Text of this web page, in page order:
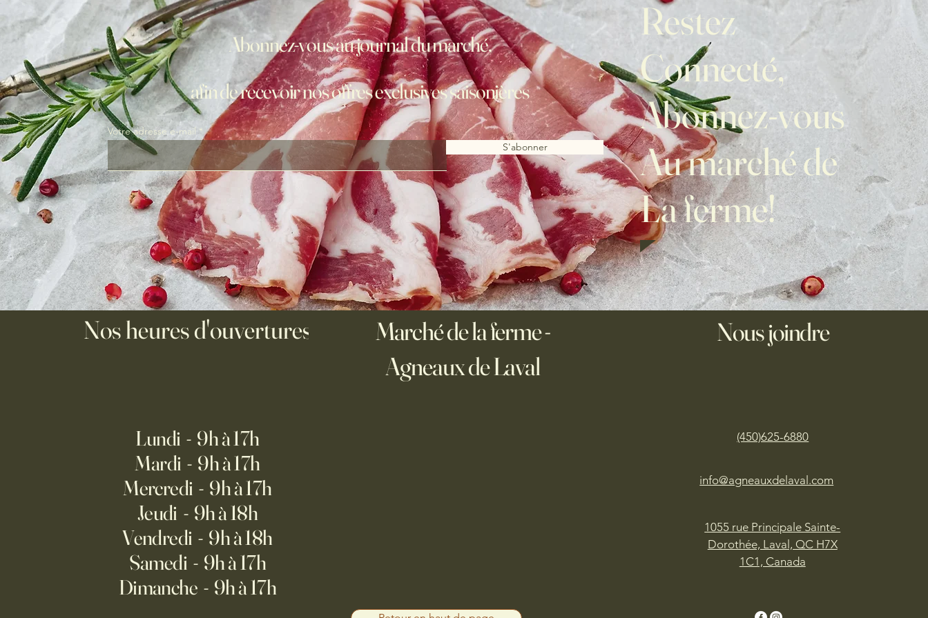
Abonnez-vous au journal du marché,
afin de recevoir nos offres exclusives saisonières
Votre adresse e-mail
S'abonner
Restez
Connecté,
Abonnez-vous
Au marché de
La ferme!
Nos heures d'ouvertures
Lundi - 9h à 17h
Mardi - 9h à 17h
Mercredi - 9h à 17h
Jeudi - 9h à 18h
Vendredi - 9h à 18h
Samedi - 9h à 17h
Dimanche - 9h à 17h
Marché de la ferme -
Agneaux de Laval
Nous joindre
(450)625-6880
info@agneauxdelaval.com
1055 rue Principale Sainte-
Dorothée, Laval, QC H7X
1C1, Canada